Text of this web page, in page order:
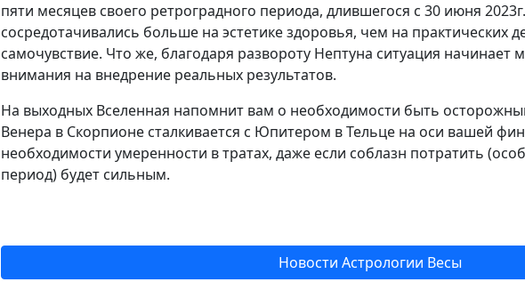
пяти месяцев своего ретроградного периода, длившегося с 30 июня
сосредотачивались больше на эстетике здоровья, чем на практических
самочувствие. Что же, благодаря развороту Нептуна ситуация начинает
внимания на внедрение реальных результатов.
На выходных Вселенная напомнит вам о необходимости быть
Венера в Скорпионе сталкивается с Юпитером в Тельце на оси вашей
необходимости умеренности в тратах, даже если соблазн потратить
период) будет сильным.
Новости Астрологии Весы